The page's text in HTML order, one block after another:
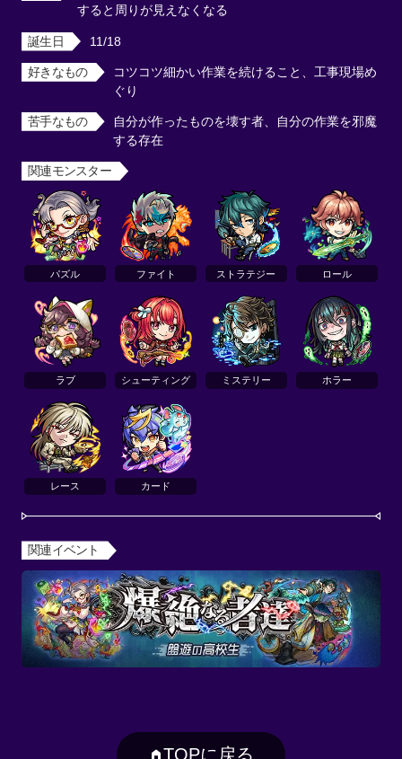
すると周りが見えなくなる
誕生日 11/18
好きなもの
コツコツ細かい作業を続けること、工事現場め
ぐり
苦手なもの
自分が作ったものを壊す者、自分の作業を邪魔
する存在
関連モンスター
パズル ファイト ストラテジー ロール
ラブ シューティング ミステリー ホラー
レース カード
関連イベント
TOPに戻る